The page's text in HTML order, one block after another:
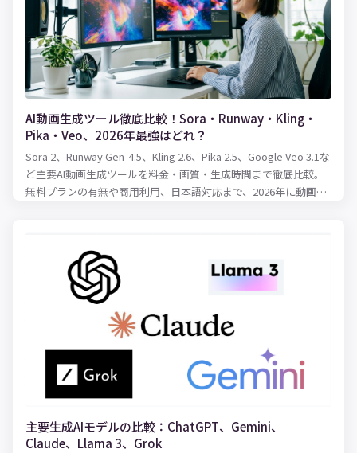
の在庫管理表では管理しきれなくなる可能性も出てきます。そこ
で便利でかつ的確な在庫管理を可能にするのが、Excelです。 本記
事では、Excelを活用した在庫管理の方法について、在庫管理のや
り方、表の作り方、使える関数をまとめてご紹介します！
AI動画生成ツール徹底比較！Sora・Runway・Kling・
Pika・Veo、2026年最強はどれ？
Sora 2、Runway Gen-4.5、Kling 2.6、Pika 2.5、Google Veo 3.1な
ど主要AI動画生成ツールを料金・画質・生成時間まで徹底比較。
無料プランの有無や商用利用、日本語対応まで、2026年に動画制
主要生成AIモデルの比較：ChatGPT、Gemini、
Claude、Llama 3、Grok